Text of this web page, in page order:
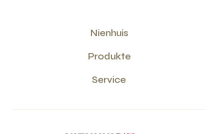
Nienhuis
Produkte
Service